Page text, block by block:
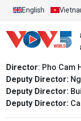
English
Director: Pho Cam
Deputy Director:
Deputy Director:
Deputy Director: